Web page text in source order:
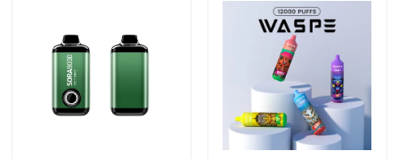
Продукты
Видео